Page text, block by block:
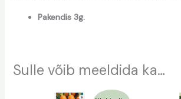
Pakendis 3g.
Sulle võib meeldida ka…
Praegune Algne